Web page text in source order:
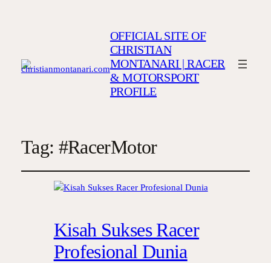
OFFICIAL SITE OF
CHRISTIAN
MONTANARI | RACER
& MOTORSPORT
PROFILE
Tag: #RacerMotor
Kisah Sukses Racer
Profesional Dunia